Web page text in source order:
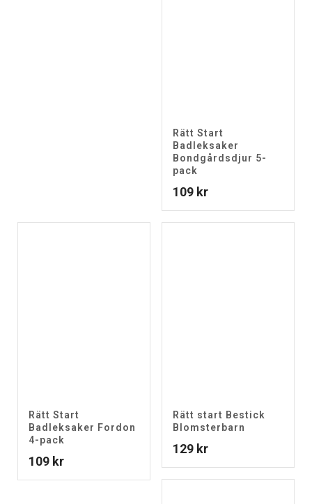
Rätt Start
Badleksaker
Bondgårdsdjur 5-
pack
109 kr
Rätt Start
Badleksaker Fordon
4-pack
109 kr
Rätt start Bestick
Blomsterbarn
129 kr